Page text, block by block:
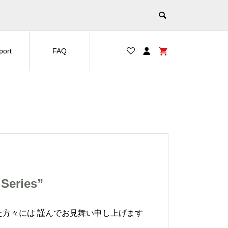
FAQ
々には 謹んでお見舞い申し上げます